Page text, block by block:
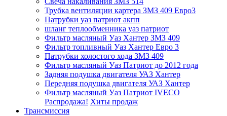
Трубка вентиляции картера ЗМЗ 409 Евро3
Патрубки уаз патриот акпп
шланг теплообменника уаз патриот
Фильтр масляный Уаз Хантер ЗМЗ 409
Фильтр топливный Уаз Хантер Евро 3
Патрубки холостого хода ЗМЗ 409
Фильтр масляный Уаз Патриот до 2012 года
Задняя подушка двигателя УАЗ Хантер
Передняя подушка двигателя УАЗ Хантер
Фильтр масляный Уаз Патриот IVECO
Распродажа! Хиты продаж
Трансмиссия